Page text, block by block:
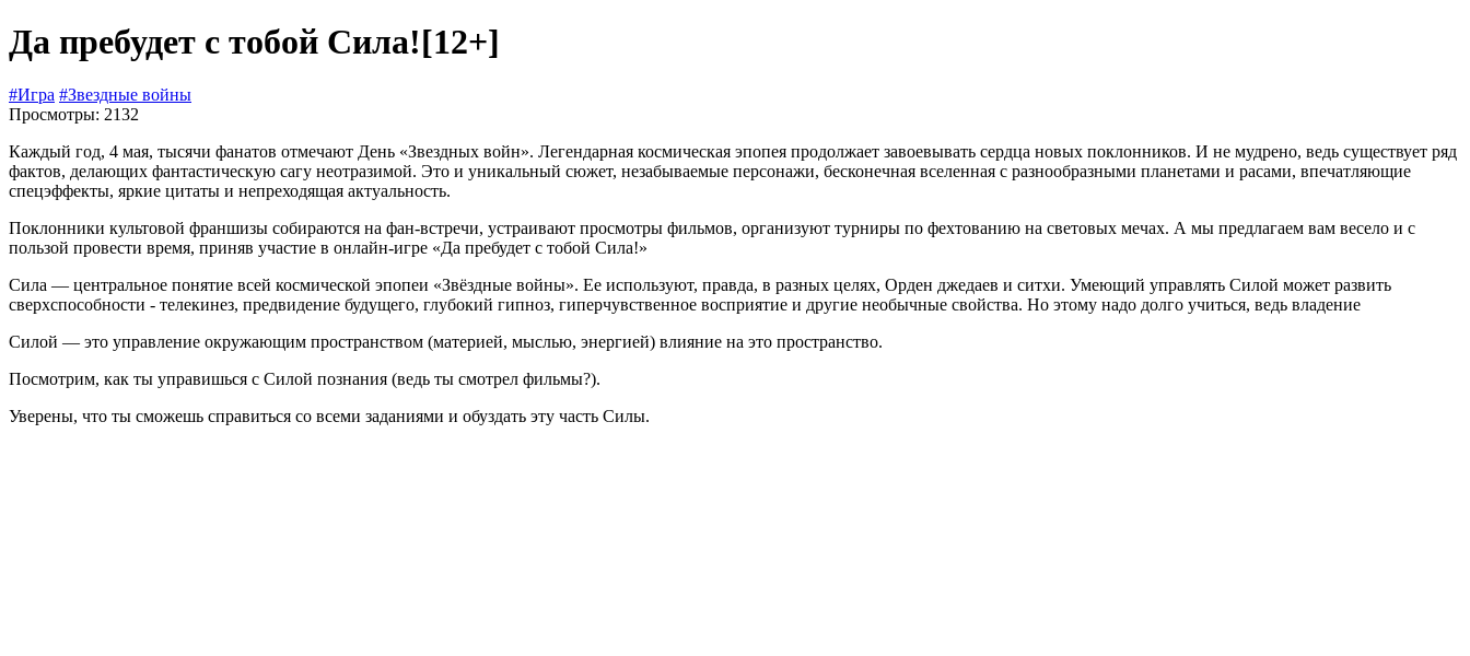
Да пребудет с тобой Сила![12+]
#Игра #Звездные войны
Просмотры: 2132
Каждый год, 4 мая, тысячи фанатов отмечают День «Звездных войн». Легендарная космическая эпопея продолжает завоевывать сердца новых поклонников. И не мудрено, ведь существует ряд
фактов, делающих фантастическую сагу неотразимой. Это и уникальный сюжет, незабываемые персонажи, бесконечная вселенная с разнообразными планетами и расами, впечатляющие
спецэффекты, яркие цитаты и непреходящая актуальность.
Поклонники культовой франшизы собираются на фан-встречи, устраивают просмотры фильмов, организуют турниры по фехтованию на световых мечах. А мы предлагаем вам весело и с
пользой провести время, приняв участие в онлайн-игре «Да пребудет с тобой Сила!»
Сила — центральное понятие всей космической эпопеи «Звёздные войны». Ее используют, правда, в разных целях, Орден джедаев и ситхи. Умеющий управлять Силой может развить
сверхспособности - телекинез, предвидение будущего, глубокий гипноз, гиперчувственное восприятие и другие необычные свойства. Но этому надо долго учиться, ведь владение
Силой — это управление окружающим пространством (материей, мыслью, энергией) влияние на это пространство.
Посмотрим, как ты управишься с Силой познания (ведь ты смотрел фильмы?).
Уверены, что ты сможешь справиться со всеми заданиями и обуздать эту часть Силы.